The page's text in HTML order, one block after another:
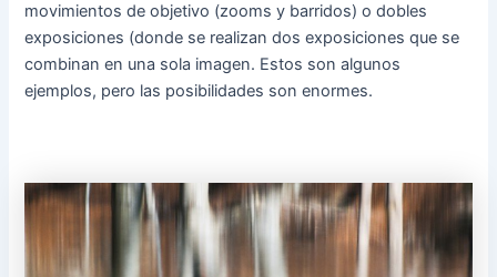
movimientos de objetivo (zooms y barridos) o dobles
exposiciones (donde se realizan dos exposiciones que se
combinan en una sola imagen. Estos son algunos
ejemplos, pero las posibilidades son enormes.